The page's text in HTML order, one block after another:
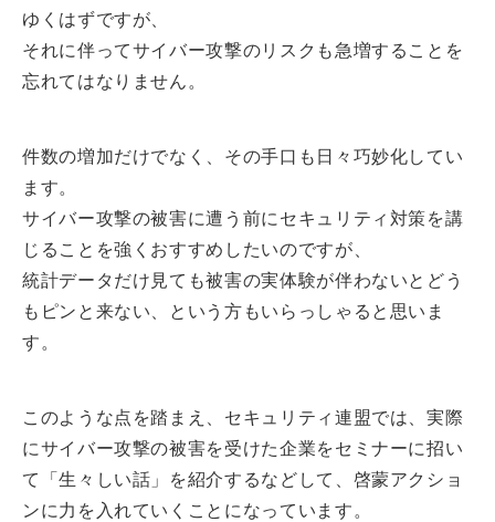
ゆくはずですが、
それに伴ってサイバー攻撃のリスクも急増することを
忘れてはなりません。
件数の増加だけでなく、その手口も日々巧妙化してい
ます。
サイバー攻撃の被害に遭う前にセキュリティ対策を講
じることを強くおすすめしたいのですが、
統計データだけ見ても被害の実体験が伴わないとどう
もピンと来ない、という方もいらっしゃると思いま
す。
このような点を踏まえ、セキュリティ連盟では、実際
にサイバー攻撃の被害を受けた企業をセミナーに招い
て「生々しい話」を紹介するなどして、啓蒙アクショ
ンに力を入れていくことになっています。